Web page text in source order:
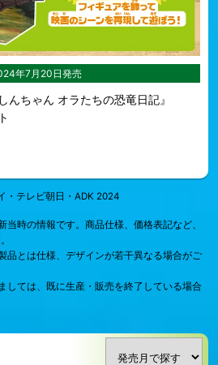
年7月20日発売
ちゃん オラたちの恐竜日記』
テレビ朝日・ADK 2024
時の情報です。商品仕様、価格表記など、
品とは仕様、デザインが若干異なる場合がご
しては、既に生産・販売を終了している場合